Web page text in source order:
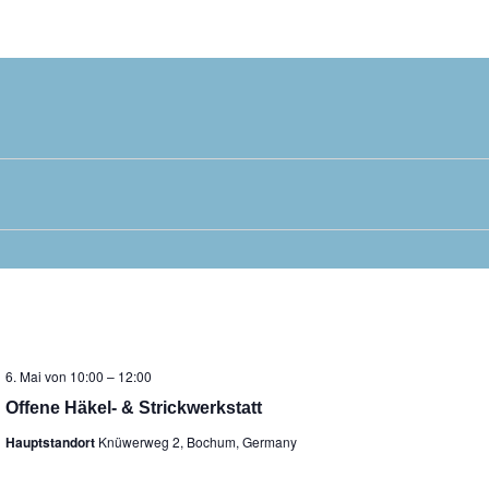
Offene Häkel- & Strickwerkstatt
6. Mai von 10:00 – 12:00
Hauptstandort Knüwerweg 2, Bochum, Germany